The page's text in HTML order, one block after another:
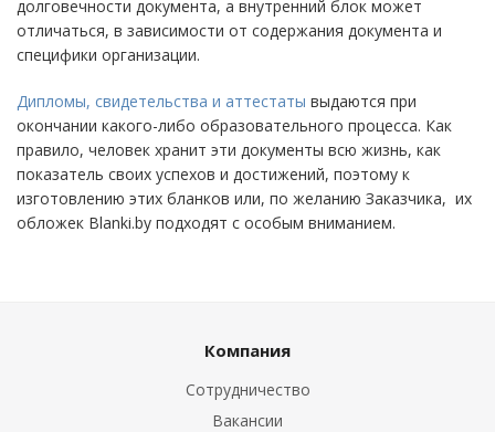
долговечности документа, а внутренний блок может
отличаться, в зависимости от содержания документа и
специфики организации.
Дипломы, свидетельства и аттестаты выдаются при
окончании какого-либо образовательного процесса. Как
правило, человек хранит эти документы всю жизнь, как
показатель своих успехов и достижений, поэтому к
изготовлению этих бланков или, по желанию Заказчика, их
обложек Blanki.by подходят с особым вниманием.
Компания
Сотрудничество
Вакансии